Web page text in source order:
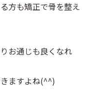
方も矯正で骨を整え
お通じも良くなれ
ますよね(^^)